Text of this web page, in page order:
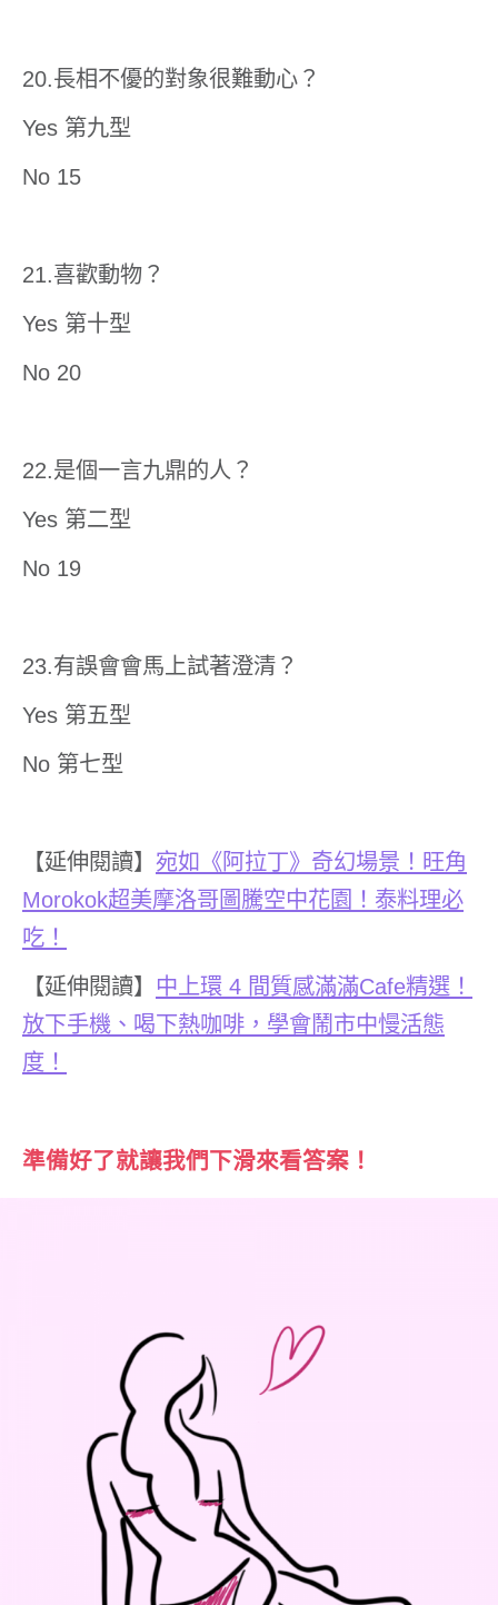
20.長相不優的對象很難動心？
Yes 第九型
No 15
21.喜歡動物？
Yes 第十型
No 20
22.是個一言九鼎的人？
Yes 第二型
No 19
23.有誤會會馬上試著澄清？
Yes 第五型
No 第七型
【延伸閱讀】 宛如《阿拉丁》奇幻場景！旺角
Morokok超美摩洛哥圖騰空中花園！泰料理必
吃！
【延伸閱讀】 中上環 4 間質感滿滿Cafe精選！
放下手機、喝下熱咖啡，學會鬧市中慢活態
度！
準備好了就讓我們下滑來看答案！